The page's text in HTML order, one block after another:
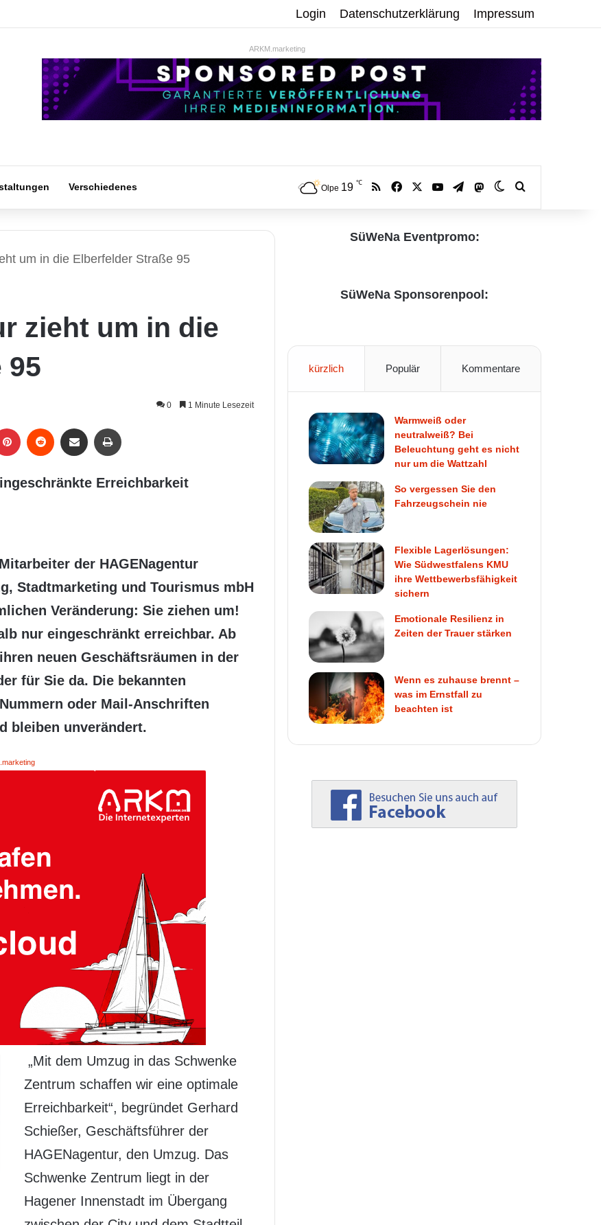
Login Datenschutzerklärung Impressum
ARKM.marketing
Verschiedenes Olpe 19 ℃ RSS Facebook YouTubeTelegramMastodonSkin umschalten
um in die Elberfelder Straße 95
zieht um in die
95
0 1 Minute Lesezeit
Erreichbarkeit
der HAGENagentur
Stadtmarketing und Tourismus mbH
Veränderung: Sie ziehen um!
nur eingeschränkt erreichbar. Ab
neuen Geschäftsräumen in der
für Sie da. Die bekannten
oder Mail-Anschriften
bleiben unverändert.
„Mit dem Umzug in das Schwenke
Zentrum schaffen wir eine optimale
Erreichbarkeit“, begründet Gerhard
Schießer, Geschäftsführer der
HAGENagentur, den Umzug. Das
Schwenke Zentrum liegt in der
Hagener Innenstadt im Übergang
SüWeNa Eventpromo:
SüWeNa Sponsorenpool:
kürzlich Populär Kommentare
Warmweiß oder
neutralweiß? Bei
Beleuchtung geht es nicht
nur um die Wattzahl
So vergessen Sie den
Fahrzeugschein nie
Flexible Lagerlösungen:
Wie Südwestfalens KMU
ihre Wettbewerbsfähigkeit
sichern
Emotionale Resilienz in
Zeiten der Trauer stärken
Wenn es zuhause brennt –
was im Ernstfall zu
beachten ist